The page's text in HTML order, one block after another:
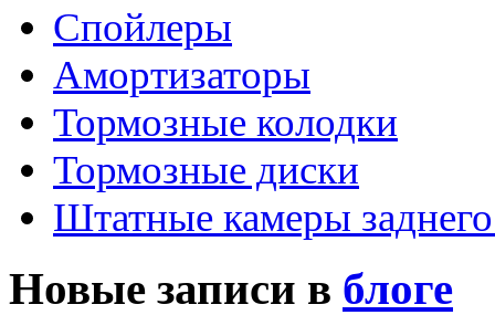
Спойлеры
Амортизаторы
Тормозные колодки
Тормозные диски
Штатные камеры
Новые записи в блоге